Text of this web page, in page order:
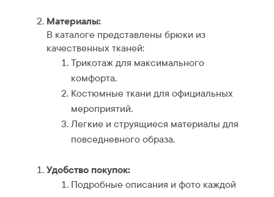
Материалы:
В каталоге представлены брюки из
качественных тканей:
Трикотаж для максимального
комфорта.
Костюмные ткани для официальных
мероприятий.
Легкие и струящиеся материалы для
повседневного образа.
Удобство покупок:
Подробные описания и фото каждой